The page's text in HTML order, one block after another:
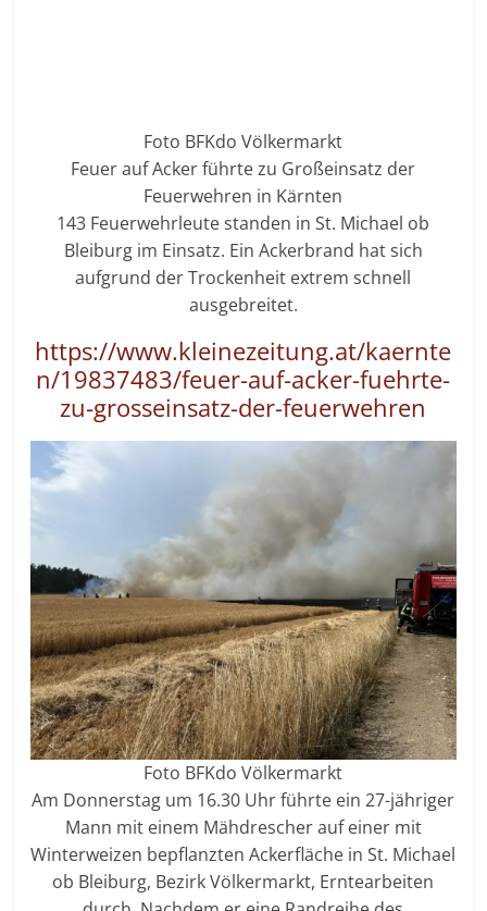
Foto BFKdo Völkermarkt
Feuer auf Acker führte zu Großeinsatz der
Feuerwehren in Kärnten
143 Feuerwehrleute standen in St. Michael ob
Bleiburg im Einsatz. Ein Ackerbrand hat sich
aufgrund der Trockenheit extrem schnell
ausgebreitet.
https://www.kleinezeitung.at/kaernte
n/19837483/feuer-auf-acker-fuehrte-
zu-grosseinsatz-der-feuerwehren
Foto BFKdo Völkermarkt
Am Donnerstag um 16.30 Uhr führte ein 27-jähriger
Mann mit einem Mähdrescher auf einer mit
Winterweizen bepflanzten Ackerfläche in St. Michael
ob Bleiburg, Bezirk Völkermarkt, Erntearbeiten